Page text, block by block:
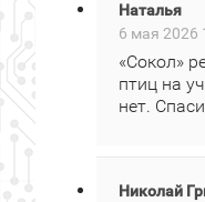
Наталья
6 мая 2026
«Сокол»
птиц на
нет.
Николай